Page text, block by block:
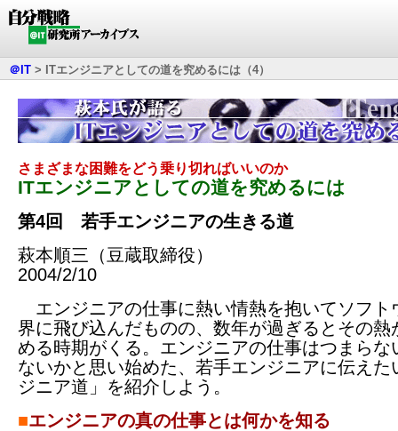
＠IT > ITエンジニアとしての道を究めるには（4）
さまざまな困難をどう乗り切ればいいのか
ITエンジニアとしての道を究めるには
第4回 若手エンジニアの生きる道
萩本順三（豆蔵取締役）
2004/2/10
エンジニアの仕事に熱い情熱を抱いてソフト
界に飛び込んだものの、数年が過ぎるとその熱
める時期がくる。エンジニアの仕事はつまらな
ないかと思い始めた、若手エンジニアに伝えた
ジニア道」を紹介しよう。
■エンジニアの真の仕事とは何かを知る